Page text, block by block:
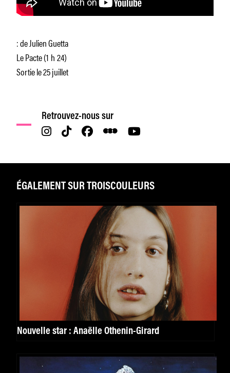
: de Julien Guetta
Le Pacte (1 h 24)
Sortie le 25 juillet
Retrouvez-nous sur
ÉGALEMENT SUR TROISCOULEURS
Nouvelle star : Anaëlle Othenin-Girard